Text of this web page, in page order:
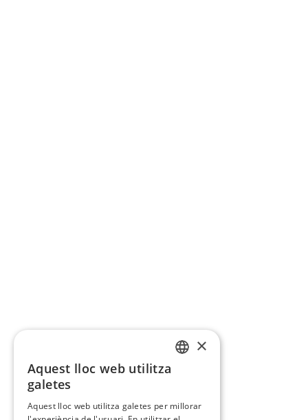
×
Aquest lloc web utilitza
galetes
Aquest lloc web utilitza galetes per millorar